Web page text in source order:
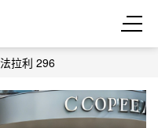
法拉利 296